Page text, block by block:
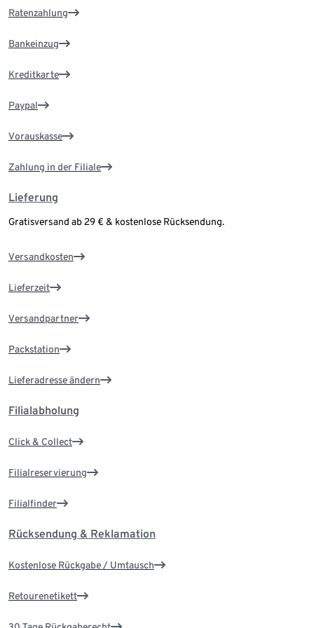
Ärmelabschlüsse mit Klettverschlüssen schützen
Sportliche Skikleidung mit elastischen
Abnehmbare Kapuze
Ratenzahlung
Bankeinzug
Kreditkarte
Paypal
Vorauskasse
Zahlung in der Filiale
Lieferung
Gratisversand ab 29 € & kostenlose Rücksendung.
Versandkosten
Lieferzeit
Versandpartner
Packstation
Lieferadresse ändern
Filialabholung
Click & Collect
Filialreservierung
Filialfinder
Rücksendung & Reklamation
Kostenlose Rückgabe / Umtausch
Retourenetikett